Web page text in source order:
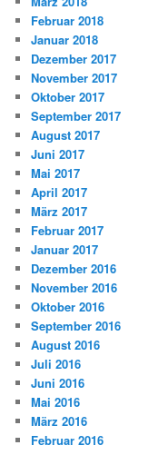
Februar 2018
Januar 2018
Dezember 2017
November 2017
Oktober 2017
September 2017
August 2017
Juni 2017
Mai 2017
April 2017
März 2017
Februar 2017
Januar 2017
Dezember 2016
November 2016
Oktober 2016
September 2016
August 2016
Juli 2016
Juni 2016
Mai 2016
März 2016
Februar 2016